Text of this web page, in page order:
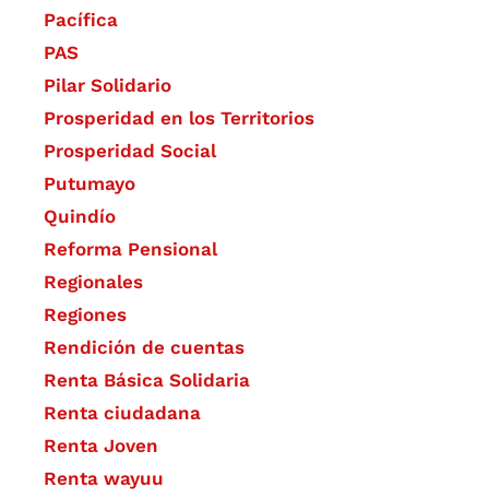
Pacífica
PAS
Pilar Solidario
Prosperidad en los Territorios
Prosperidad Social
Putumayo
Quindío
Reforma Pensional
Regionales
Regiones
Rendición de cuentas
Renta Básica Solidaria
Renta ciudadana
Renta Joven
Renta wayuu